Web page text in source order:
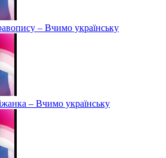
– Вчимо українську
– Вчимо українську